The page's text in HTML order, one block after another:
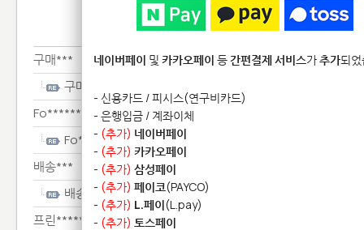
1:1 문
구매***
구매***
Fo********************
Fo********************
배송***
배송***
프린****************
네이버페이 및 카카오페이 등간편결제 서비스가추가되
- 신용카드 / 피시스(연구비카드)
- 은행입금 / 계좌이체
- (추가) 네이버페이
- (추가) 카카오페이
- (추가) 삼성페이
- (추가) 페이코(PAYCO)
- (추가) L.페이(L.pay)
- (추가) 토스페이